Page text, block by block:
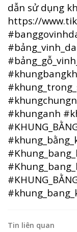
dẫn sử dụng
https://
#khunganh
Tin liên quan